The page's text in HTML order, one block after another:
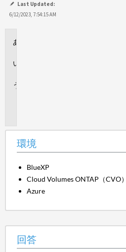
Last Updated:
6/12/2023, 7:54:15 AM
環境
BlueXP
Cloud Volumes ONTAP（CVO）
Azure
回答